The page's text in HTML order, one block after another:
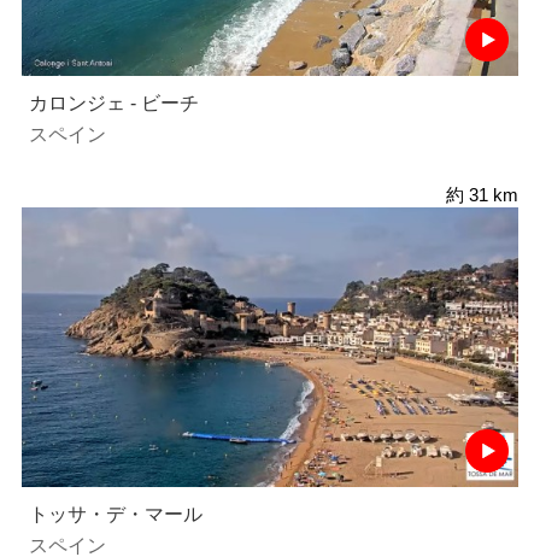
カロンジェ - ビーチ
スペイン
約 31 km
トッサ・デ・マール
スペイン